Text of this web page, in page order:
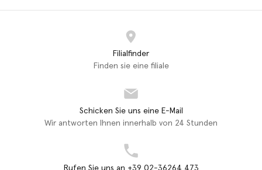
Filialfinder
Finden sie eine filiale
Schicken Sie uns eine E-Mail
Wir antworten Ihnen innerhalb von 24 Stunden
Rufen Sie uns an +39 02-36264 473